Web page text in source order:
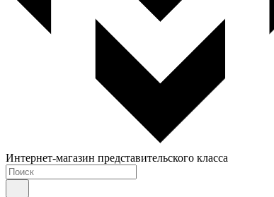
Интернет-магазин представительского класса